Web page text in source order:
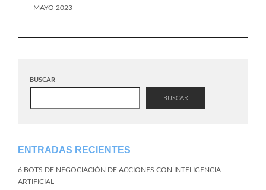
MAYO 2023
BUSCAR
BUSCAR
ENTRADAS RECIENTES
6 BOTS DE NEGOCIACIÓN DE ACCIONES CON INTELIGENCIA
ARTIFICIAL